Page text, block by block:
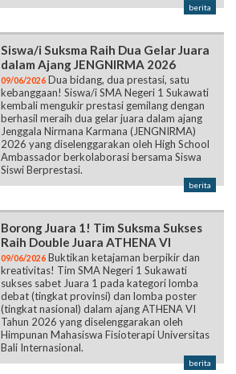
berita
Siswa/i Suksma Raih Dua Gelar Juara
dalam Ajang JENGNIRMA 2026
09/06/2026 Dua bidang, dua prestasi, satu
kebanggaan! Siswa/i SMA Negeri 1 Sukawati
kembali mengukir prestasi gemilang dengan
berhasil meraih dua gelar juara dalam ajang
Jenggala Nirmana Karmana (JENGNIRMA)
2026 yang diselenggarakan oleh High School
Ambassador berkolaborasi bersama Siswa
Siswi Berprestasi.
berita
Borong Juara 1! Tim Suksma Sukses
Raih Double Juara ATHENA VI
09/06/2026 Buktikan ketajaman berpikir dan
kreativitas! Tim SMA Negeri 1 Sukawati
sukses sabet Juara 1 pada kategori lomba
debat (tingkat provinsi) dan lomba poster
(tingkat nasional) dalam ajang ATHENA VI
Tahun 2026 yang diselenggarakan oleh
Himpunan Mahasiswa Fisioterapi Universitas
Bali Internasional.
berita